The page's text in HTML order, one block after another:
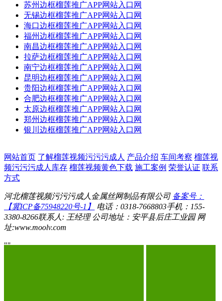
苏州边框榴莲推广APP网站入口网
无锡边框榴莲推广APP网站入口网
海口边框榴莲推广APP网站入口网
福州边框榴莲推广APP网站入口网
南昌边框榴莲推广APP网站入口网
拉萨边框榴莲推广APP网站入口网
南宁边框榴莲推广APP网站入口网
昆明边框榴莲推广APP网站入口网
贵阳边框榴莲推广APP网站入口网
合肥边框榴莲推广APP网站入口网
太原边框榴莲推广APP网站入口网
郑州边框榴莲推广APP网站入口网
银川边框榴莲推广APP网站入口网
网站首页 了解榴莲视频污污污成人 产品介绍 车间考察 榴莲视
频污污污成人库存 榴莲视频黄色下载 施工案例 荣誉认证 联系
方式
河北榴莲视频污污污成人金属丝网制品有限公司 备案号：
【冀ICP备75948220号-1】
电话：0318-7668803手机：155-
3380-8266联系人: 王经理 公司地址：安平县后庄工业园 网
址:www.moolv.com